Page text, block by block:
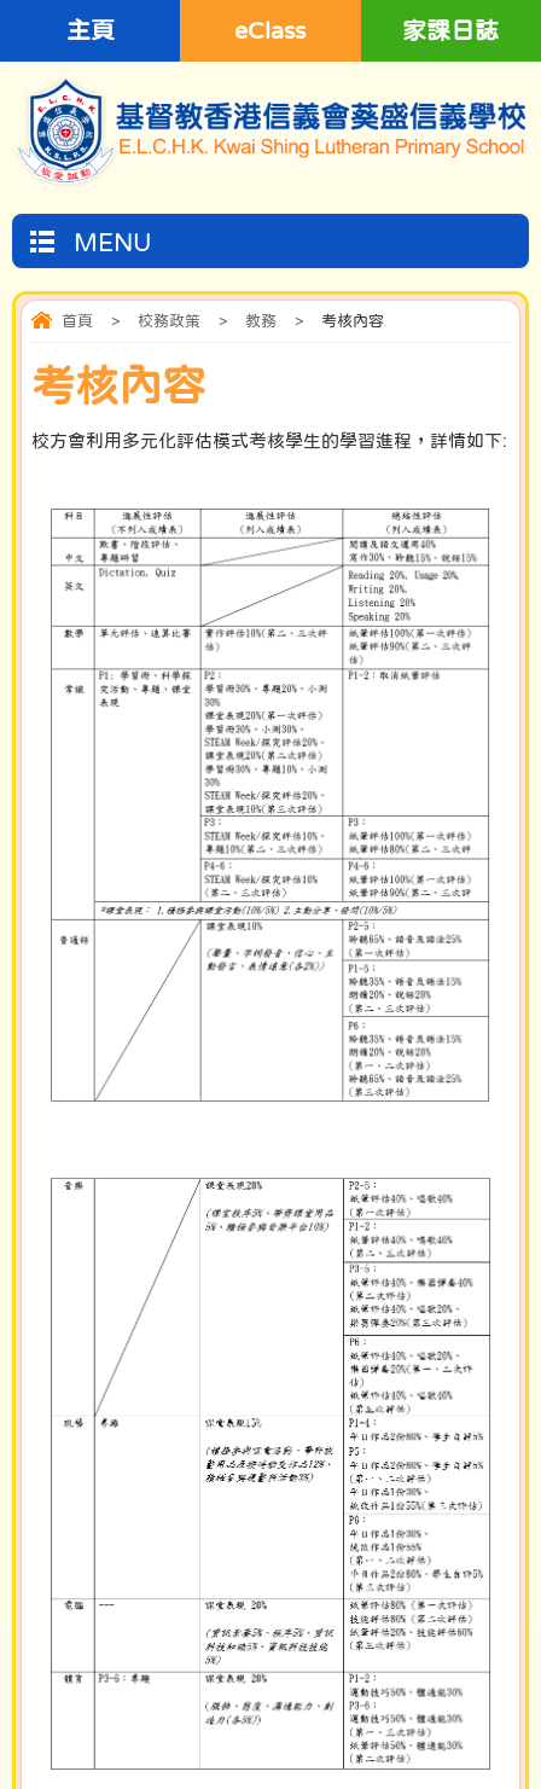
主頁 eClass 家課日誌
MENU
首頁 > 校務政策 > 教務 > 考核內容
考核內容
校方會利用多元化評估模式考核學生的學習進程，詳情如下: